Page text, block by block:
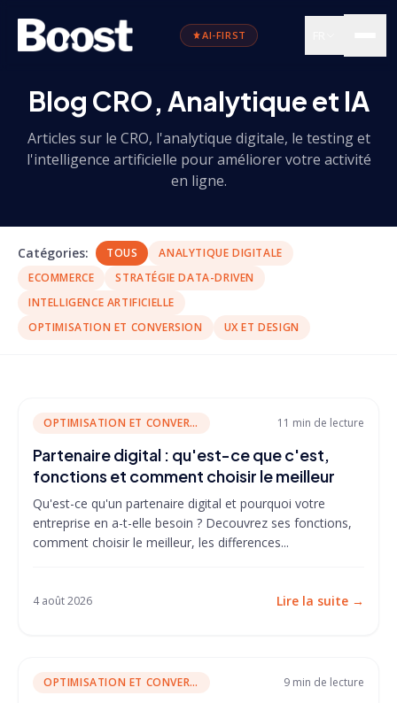
AI-FIRST
Blog CRO, Analytique et IA
Articles sur le CRO, l'analytique digitale, le testing et
l'intelligence artificielle pour améliorer votre activité
en ligne.
Catégories: TOUS
ANALYTIQUE DIGITALE
ECOMMERCE
STRATÉGIE DATA-DRIVEN
INTELLIGENCE ARTIFICIELLE
OPTIMISATION ET CONVERSION
UX ET DESIGN
OPTIMISATION ET CONVERSION 11 min de lecture
Partenaire digital : qu'est-ce que c'est,
fonctions et comment choisir le meilleur
Qu'est-ce qu'un partenaire digital et pourquoi votre
entreprise en a-t-elle besoin ? Decouvrez ses fonctions,
comment choisir le meilleur, les differences...
4 août 2026 Lire la suite →
OPTIMISATION ET CONVERSION 9 min de lecture